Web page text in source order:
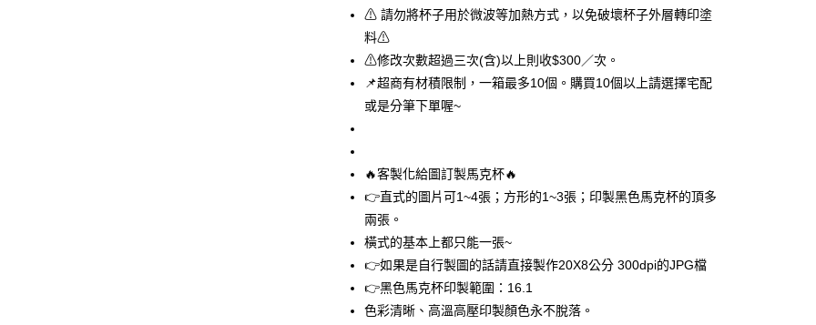
Apple Pay
街口支付
悠遊付
全盈+PAY
AFTEE先享後付
【關於「AFTEE先享後付」】
AFTEE先享後付是「在收到商品之後才付款」的支付方式。 讓您購物簡單
便利好安心！
２．便利：只要手機號碼，簡訊認證，即可結帳。
３．安心：先確認商品／服務後，再付款。
ATM付款
⚠ 請勿將杯子用於微波等加熱方式，以免破壞杯子外層轉印塗
料⚠
⚠修改次數超過三次(含)以上則收$300／次。
📌超商有材積限制，一箱最多10個。購買10個以上請選擇宅配
或是分筆下單喔~
🔥客製化給圖訂製馬克杯🔥
👉直式的圖片可1~4張；方形的1~3張；印製黑色馬克杯的頂多
兩張。
橫式的基本上都只能一張~
👉如果是自行製圖的話請直接製作20X8公分 300dpi的JPG檔
👉黑色馬克杯印製範圍：16.1
色彩清晰、高溫高壓印製顏色永不脫落。